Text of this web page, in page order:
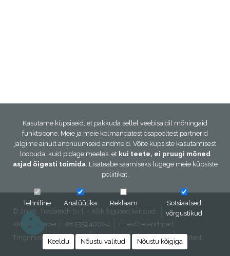
Kasutame küpsiseid, et pakkuda sellel veebisaidil mõningaid
funktsioone. Meie ja meie kolmandatest osapooltest partnerid
jälgime ainult anonüümseid andmeid. Võite küpsiste kasutamisest
loobuda, kuid pidage meeles, et kui teete, ei pruugi mõned
asjad õigesti toimida. Lisateabe saamiseks lugege meie küpsiste
poliitikat.
Tehniline Analüütika Reklaam
Sotsiaalsed
võrgustikud
Keeldu Nõustu valitud Nõustu kõigiga
© 2026, Tradatech S.r.l. - Kõik õigused kaitstud.
KMKR number IT08335940964
Ettevõtte andmed
Tingimused
Küpsised Privaatsus Õigusteave Kontakt